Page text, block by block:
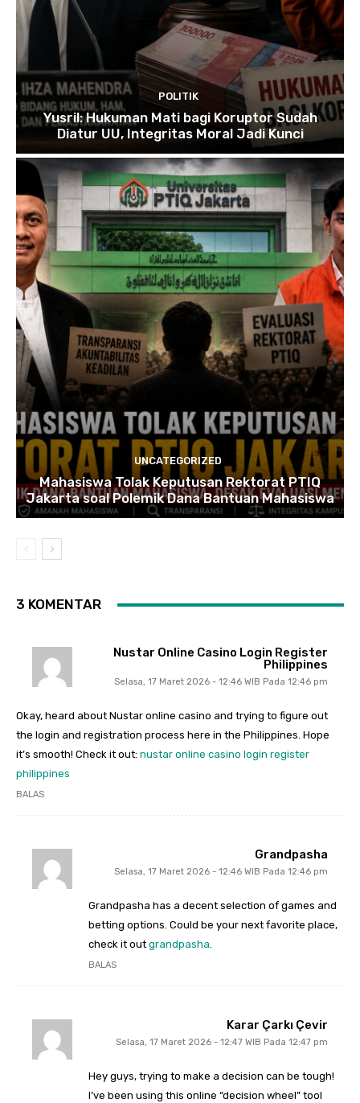
POLITIK
Yusril: Hukuman Mati bagi Koruptor Sudah
Diatur UU, Integritas Moral Jadi Kunci
UNCATEGORIZED
Mahasiswa Tolak Keputusan Rektorat PTIQ
Jakarta soal Polemik Dana Bantuan Mahasiswa
3 KOMENTAR
Nustar Online Casino Login Register
Philippines
Selasa, 17 Maret 2026 - 12:46 WIB Pada 12:46 pm
Okay, heard about Nustar online casino and trying to figure out
the login and registration process here in the Philippines. Hope
it’s smooth! Check it out: nustar online casino login register
philippines
BALAS
Grandpasha
Selasa, 17 Maret 2026 - 12:46 WIB Pada 12:46 pm
Grandpasha has a decent selection of games and
betting options. Could be your next favorite place,
check it out grandpasha.
BALAS
Karar Çarkı Çevir
Selasa, 17 Maret 2026 - 12:47 WIB Pada 12:47 pm
Hey guys, trying to make a decision can be tough!
I’ve been using this online “decision wheel” tool